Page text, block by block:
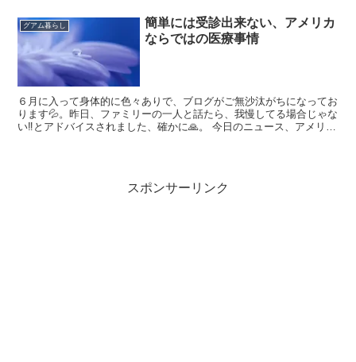
グアム暮らし
簡単には受診出来ない、アメリカ
ならではの医療事情
６月に入って身体的に色々ありで、ブログがご無沙汰がちになってお
ります💦。昨日、ファミリーの一人と話たら、我慢してる場合じゃな
い‼️とアドバイスされました、確かに🙏。 今日のニュース、アメリカ
スポンサーリンク